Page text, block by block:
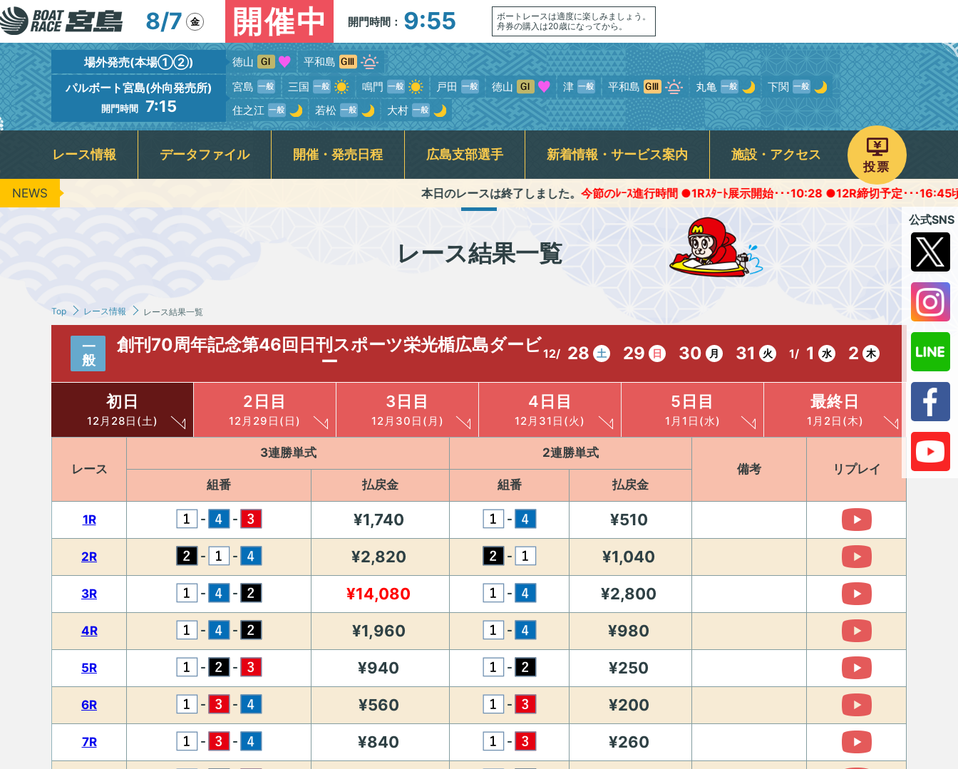
8/7 金 開催中 開門時間： 9:55
ボートレースは適度に楽しみましょう。
舟券の購入は20歳になってから。
場外発売(本場①②) 徳山 平和島
パルボート宮島(外向発売所)
開門時間 7:15
宮島 三国 鳴門 戸田 徳山 津 平和島 丸亀
下関
住之江
若松 大村
レース情報
出場予定選手一覧 レース展望
モーターボート抽選結果・
予選得点率ランキング
専属記者レース展望動画・
優出選手インタビュー動画
無料専門予想紙 フォトギャラリー
データファイル
競走水面・進入コース別情報 賞金ランキング
開催・発売日程
宮島本場＆PALBOAT宮島 BTS尾道
広島支部選手
広島支部選手一覧 広島支部選手優勝情報 スター候補選手・新人選手紹介 広島支部日記動画 モンタチャンネル
新着情報・サービス案内
新着情報 場内イベント 公式YouTube番組配信予定 各種キャンペーン
宮島オリジナルグッズ
横断幕について
パノラマムービー
3Fくつろぎルームご利用案内&開放予定日
ギャンブル依存症関連
施設・アクセス
フロアガイド グルメガイド 指定席発売状況(当日) 交通アクセス 専用駐車場
ROKU宮島
投票
NEWS
本日のレースは終了しました。今節のﾚｰｽ進行時間 ●1Rｽﾀｰﾄ展示開始･･･10:28 ●12R締切予定･･･16:45頃
レース結果一覧
Top レース情報 レース結果一覧
一
般
創刊70周年記念第46回日刊スポーツ栄光楯広島ダービ
ー
12/ 28 土 29 日 30 月 31 火 1/ 1 水 2 木
初日
12月28日(土)
2日目
12月29日(日)
3日目
12月30日(月)
4日目
12月31日(火)
5日目
1月1日(水)
最終日
1月2日(木)
レース
3連勝単式
2連勝単式
備考
リプレイ
組番
払戻金 組番 払戻金
1R - - ¥1,740 - ¥510
2R - - ¥2,820 - ¥1,040
3R - - ¥14,080 - ¥2,800
4R - - ¥1,960 - ¥980
5R - - ¥940 - ¥250
6R - - ¥560 - ¥200
7R - - ¥840 - ¥260
公式SNS